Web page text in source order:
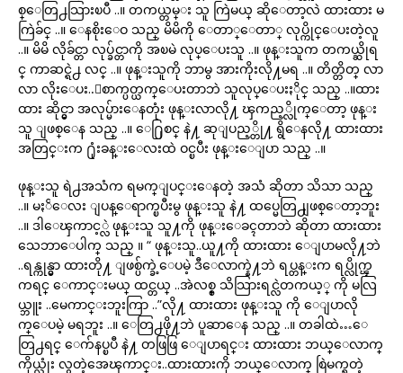
စ္ေတြ႕သြားၿပီ ..။ တကယ္တမ္း သူ ကြဲမယ္ ဆိုေတာ့လဲ ထားထား မ
ကြဲခ်င္ ..။ ေနစိုးေဝ သည္ မိမိကို ေတာ္ေတာ္ လုပ္ကိုင္ေပးတဲ့လူ
..။ မိမိ လိုခ်င္တာ လုပ္ခ်င္တာကို အၿမဲ လုပ္ေပးသူ ..။ ဖုန္းသူက တကယ္ဆိုရ
င္ ကာဆင္ရဲ႕ လင္ ..။ ဖုန္းသူကို ဘာမွ အားကိုးလို႔မရ ..။ တိတ္တိတ္ လာ
လာ လိုးေပး..ေစာက္ပတ္ယက္ေပးတာဘဲ သူလုပ္ေပးႏိုင္ သည္ ..။ထား
ထား ဆိုင္မွာ အလုပ္မ်ားေနတုံး ဖုန္းလာလို႔ ၾကည့္လိုက္ေတာ့ ဖုန္း
သူ ျဖစ္ေန သည္ ..။ ေ႐ြစင္ နဲ႔ ဆုျပည့္တို႔ ရွိေနလို႔ ထားထား
အတြင္းက ႐ုံးခန္းေလးထဲ ဝင္ၿပီး ဖုန္းေျပာ သည္ ..။
ဖုန္းသူ ရဲ႕အသံက ရမက္ျပင္းေနတဲ့ အသံ ဆိုတာ သိသာ သည္
..။ မႏၲေလး ျပန္ေရာက္ၿပီးမွ ဖုန္းသူ နဲ႔ ထပ္မေတြ႕ျဖစ္ေတာ့ဘူး
..။ ဒါေၾကာင့္လဲ ဖုန္းသူ သူ႔ကို ဖုန္းေခၚတာဘဲ ဆိုတာ ထားထား
သေဘာေပါက္ သည္ ။ “ ဖုန္းသူ..ယူ႔ကို ထားထား ေျပာမလို႔ဘဲ
..ရန္ကုန္မွာ ထားတို႔ ျဖစ္ပ်က္ခဲ့ေပမဲ့ ဒီေလာက္နဲ႔ဘဲ ရပ္တန္းက ရပ္လိုက္ၾ
ကရင္ ေကာင္းမယ္ ထင္တယ္ ..အဲလစ္စ္ သိသြားရင္လဲတကယ့္ ကို မလြ
ယ္ဘူး ..မေကာင္းဘူးကြာ ..”လို႔ ထားထား ဖုန္းသူ ကို ေျပာလို
က္ေပမဲ့ မရဘူး ..။ ေတြ႕ဖို႔ဘဲ ပူဆာေန သည္ ..။ တခါထဲ…ေ
တြ႕ရင္ ေက်နပ္ၿပီ နဲ႔ တဖြဖြ ေျပာရင္း ထားထား ဘယ္ေလာက္
ကိုယ္လုံး လွတဲ့အေၾကာင္း..ထားထားကို ဘယ္ေလာက္ စြဲမက္ရတဲ့